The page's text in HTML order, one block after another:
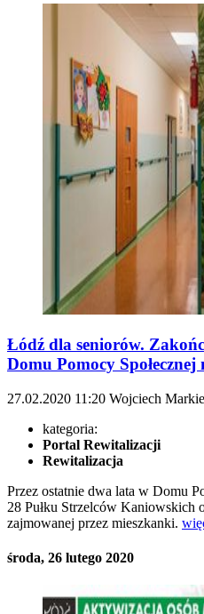
Łódź dla seniorów.
Domu Pomocy Społecznej
27.02.2020 11:20 Wojciech
kategoria:
Portal Rewitalizacji
Rewitalizacja
Przez ostatnie dwa lata w Domu
28 Pułku Strzelców Kaniowskich
zajmowanej przez mieszkanki.
środa, 26 lutego 2020